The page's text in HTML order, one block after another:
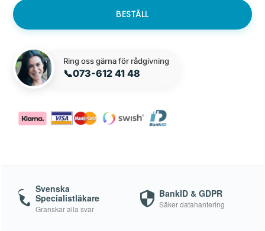
BESTÄLL
Ring oss gärna för rådgivning
📞073-612 41 48
Svenska
Specialistläkare
Granskar alla svar
BankID & GDPR
Säker datahantering